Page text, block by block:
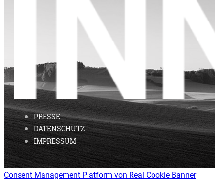
PRESSE
DATENSCHUTZ
IMPRESSUM
Consent Management Platform von Real Cookie Banner